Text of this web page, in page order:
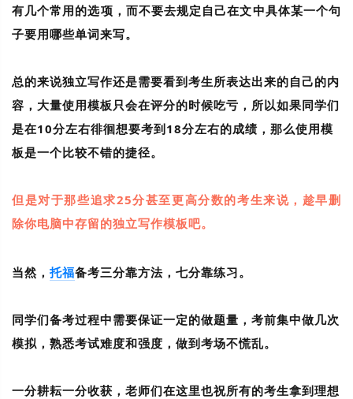
有几个常用的选项，而不要去规定自己在文中具体某一个句
子要用哪些单词来写。
总的来说独立写作还是需要看到考生所表达出来的自己的内
容，大量使用模板只会在评分的时候吃亏，所以如果同学们
是在10分左右徘徊想要考到18分左右的成绩，那么使用模
板是一个比较不错的捷径。
但是对于那些追求25分甚至更高分数的考生来说，趁早删
除你电脑中存留的独立写作模板吧。
当然， 托福备考三分靠方法，七分靠练习。
同学们备考过程中需要保证一定的做题量，考前集中做几次
模拟，熟悉考试难度和强度，做到考场不慌乱。
一分耕耘一分收获，老师们在这里也祝所有的考生拿到理想